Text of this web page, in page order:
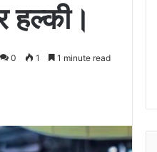
0 1 1 minute read